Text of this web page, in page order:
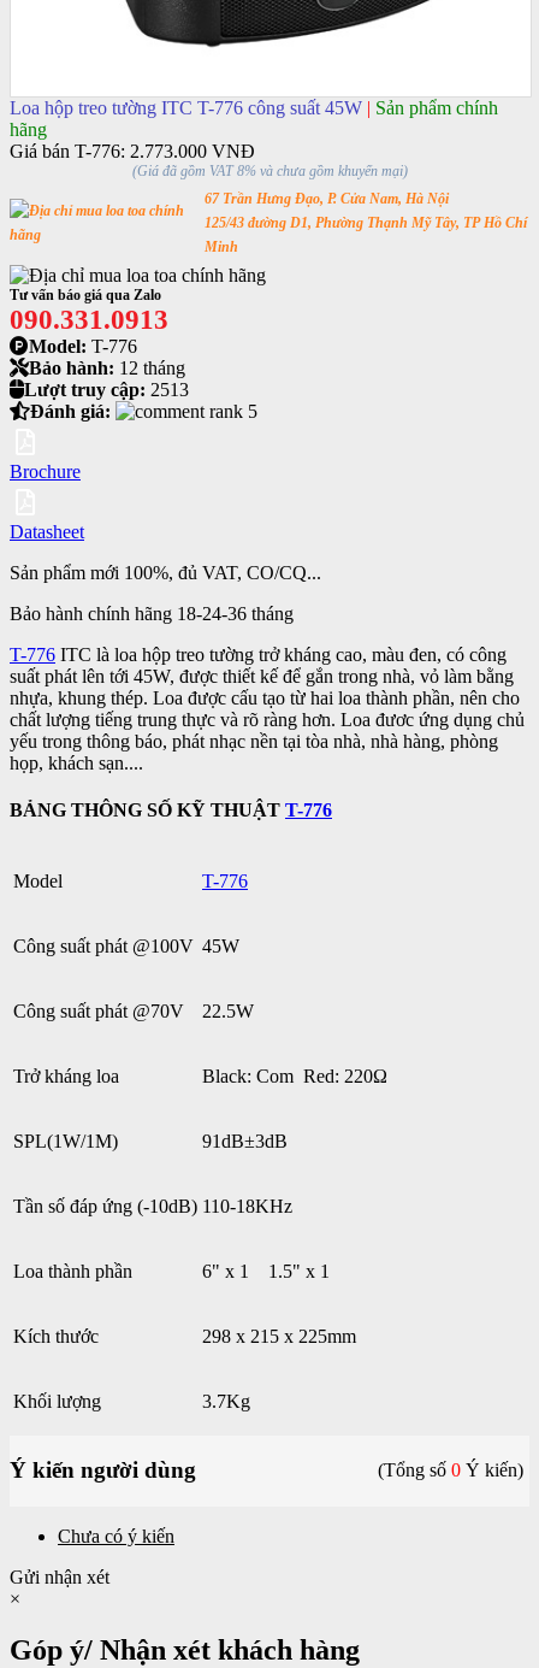
Loa hộp treo tường ITC T-776 công suất 45W | Sản phẩm chính
hãng
Giá bán T-776: 2.773.000 VNĐ
(Giá đã gồm VAT 8% và chưa gồm khuyến mại)
67 Trần Hưng Đạo, P. Cửa Nam, Hà Nội
125/43 đường D1, Phường Thạnh Mỹ Tây, TP Hồ Chí
Minh
Tư vấn báo giá qua Zalo
090.331.0913
Model: T-776
Bảo hành: 12 tháng
Lượt truy cập: 2513
Đánh giá:
Brochure
Datasheet
Sản phẩm mới 100%, đủ VAT, CO/CQ...
Bảo hành chính hãng 18-24-36 tháng
T-776 ITC là loa hộp treo tường trở kháng cao, màu đen, có công
suất phát lên tới 45W, được thiết kế để gắn trong nhà, vỏ làm bằng
nhựa, khung thép. Loa được cấu tạo từ hai loa thành phần, nên cho
chất lượng tiếng trung thực và rõ ràng hơn. Loa đươc ứng dụng chủ
yếu trong thông báo, phát nhạc nền tại tòa nhà, nhà hàng, phòng
họp, khách sạn....
BẢNG THÔNG SỐ KỸ THUẬT T-776
Model T-776
Công suất phát @100V 45W
Công suất phát @70V 22.5W
Trở kháng loa Black: Com Red: 220Ω
SPL(1W/1M) 91dB±3dB
Tần số đáp ứng (-10dB) 110-18KHz
Loa thành phần 6" x 1 1.5" x 1
Kích thước 298 x 215 x 225mm
Khối lượng 3.7Kg
Ý kiến người dùng (Tổng số 0 Ý kiến)
Chưa có ý kiến
Gửi nhận xét
×
Góp ý/ Nhận xét khách hàng